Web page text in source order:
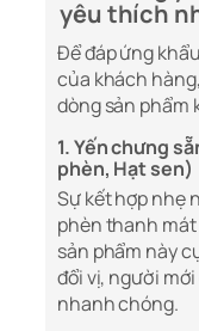
yêu thích
Để đáp ứng
của khách
dòng sản phẩm
1. Yến chưng
phèn, Hạt sen)
Sự kết hợp nhẹ
phèn thanh mát
sản phẩm này
đổi vị, người
nhanh chóng.